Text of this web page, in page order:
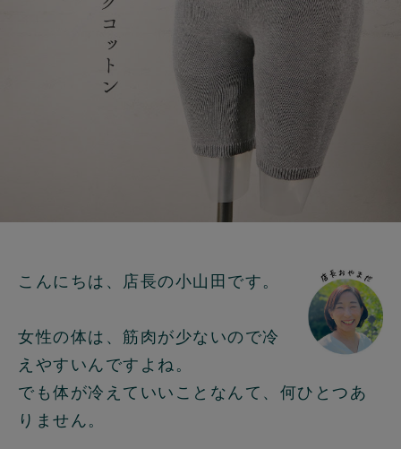
こんにちは、店長の小山田です。
女性の体は、筋肉が少ないので冷
えやすいんですよね。
でも体が冷えていいことなんて、何ひとつあ
りません。